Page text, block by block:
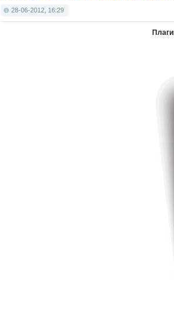
28-06-2012, 16:29